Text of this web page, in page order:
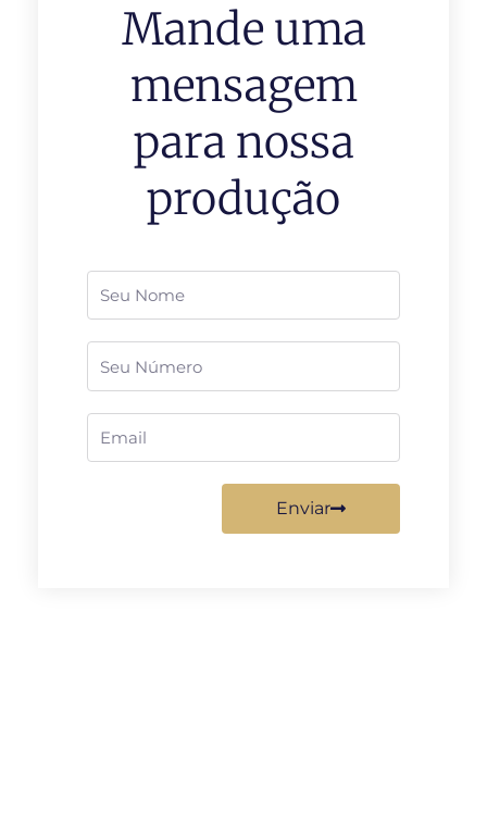
Mande uma
mensagem
para nossa
produção
Enviar